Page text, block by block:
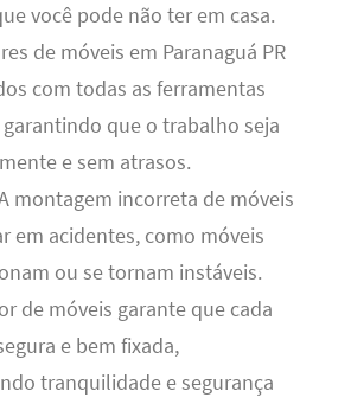
você pode não ter em casa.
de móveis em Paranaguá PR
com todas as ferramentas
garantindo que o trabalho seja
e sem atrasos.
montagem incorreta de móveis
em acidentes, como móveis
ou se tornam instáveis.
de móveis garante que cada
e bem fixada,
tranquilidade e segurança